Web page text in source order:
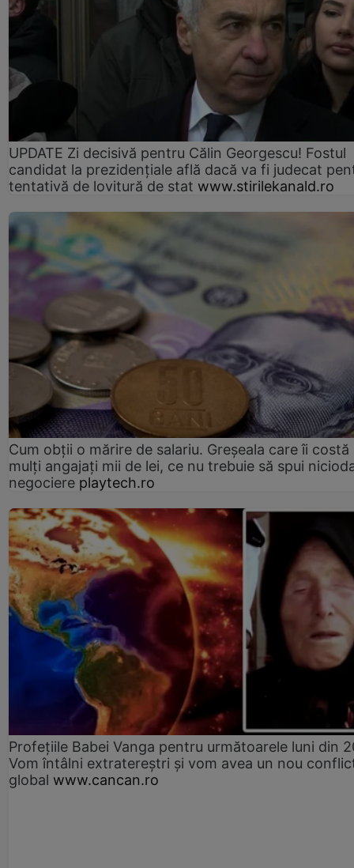
UPDATE Zi decisivă pentru Călin Georgescu! Fostul
candidat la prezidențiale află dacă va fi judecat
tentativă de lovitură de stat www.stirilekanald.ro
Cum obții o mărire de salariu. Greșeala care îi costă
mulți angajați mii de lei, ce nu trebuie să spui
negociere playtech.ro
Profețiile Babei Vanga pentru următoarele luni din
Vom întâlni extratereștri și vom avea un nou
global www.cancan.ro